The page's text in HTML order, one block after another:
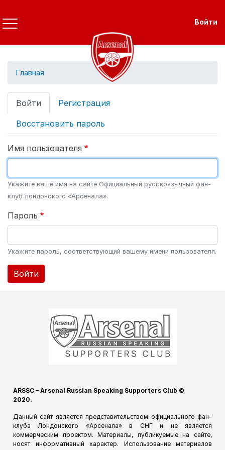
основному
содержанию
Войти
Главная
Primary
tabs
Войти Регистрация
Восстановить пароль
Имя пользователя
Укажите ваше имя на сайте Официальный русскоязычный фан-
клуб лондонского «Арсенала».
Пароль
Укажите пароль, соответствующий вашему имени пользователя.
Войти
ARSSC – Arsenal Russian Speaking Supporters Club ©
2020.
Данный сайт является представительством официального фан-
клуба Лондонского «Арсенала» в СНГ и не является
коммерческим проектом. Материалы, публикуемые на сайте,
носят информативный характер. Использование материалов